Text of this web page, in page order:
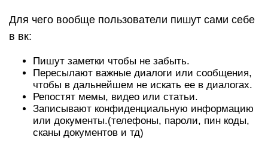
Для чего вообще пользователи пишут сами себе
в вк:
Пишут заметки чтобы не забыть.
Пересылают важные диалоги или сообщения,
чтобы в дальнейшем не искать ее в диалогах.
Репостят мемы, видео или статьи.
Записывают конфиденциальную информацию
или документы.(телефоны, пароли, пин коды,
сканы документов и тд)